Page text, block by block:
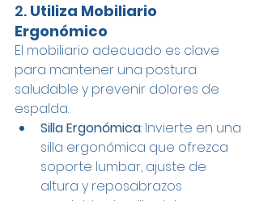
2. Utiliza Mobiliario
Ergonómico
El mobiliario adecuado es clave
para mantener una postura
saludable y prevenir dolores de
espalda.
Silla Ergonómica: Invierte en una
silla ergonómica que ofrezca
soporte lumbar, ajuste de
altura y reposabrazos